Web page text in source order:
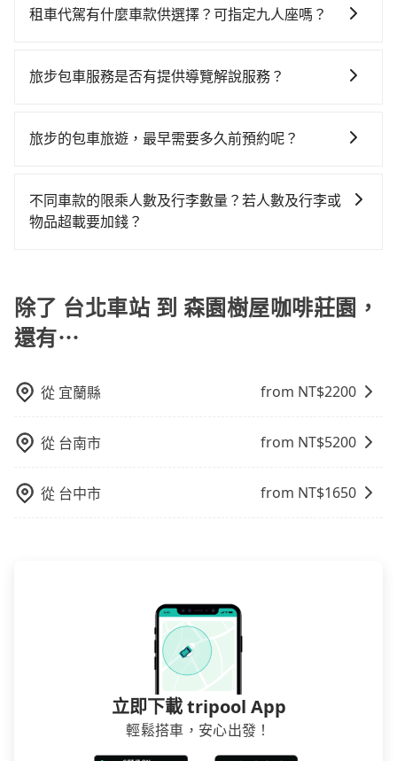
包車，不僅每人至少額外負擔30元車資，而且更會額外
共乘服務，最多可再節省50%的交通費用。
時40元路邊停車費用預估進去，但額外的汽車保險與可
差的車款，如果人數超過四位，更是沒有較大的七人座
凹的車門仍未被修理，每一次租車都好像在開樂透一
車位，對於急著用車或者要載其他乘客的人來說就有不
小的風險。最後，雖然路邊隨租隨還看似方便，但實際
如改預約tripool可省高達$800。但如果要考慮到回程，
倍。綜合以上，無論在價格或服務品質上，tripool都是
服務，可直接線上輸入上下車地點或地址，三秒內即可
簡訊以及電子郵件確認信，如此就完成預約了，而司機
議出發前一天中午以前完成預約，越早下訂價格越低
租車代駕有什麼車款供選擇？可指定九人座嗎？
型車為主，車款品牌以豐田Toyota、福特Ford、福斯
車，百分百無菸車，乘客均有最高500萬乘客險。如果有
旅步包車服務是否有提供導覽解說服務？
需要導覽服務，可事先透過電子郵件
旅步的包車旅遊，最早需要多久前預約呢？
提供早鳥優惠，您越早預訂就能享有更優惠的價格。所
以不妨趁早訂購，享受更划算的價格。
不同車款的限乘人數及行李數量？若人數及行李或
物品超載要加錢？
身行李與兩個30吋行李箱 五人座休旅車可乘坐四位乘
客，並可攜帶四個隨身行李與三個30吋行李箱 九人座廂
型車可乘坐八位乘客，並可攜帶八個隨身行李與六個30
能超載人數。 如果您攜帶的行李或物品較多，我們會根
據情況收取微搬家費用，費用在300至500元之間。
除了 台北車站 到 森園樹屋咖啡莊園，
還有⋯
從 宜蘭縣 from NT$2200
從 台南市 from NT$5200
從 台中市 from NT$1650
立即下載 tripool App
輕鬆搭車，安心出發！